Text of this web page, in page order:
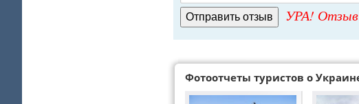
УРА! Отзыв
Фотоотчеты туристов о